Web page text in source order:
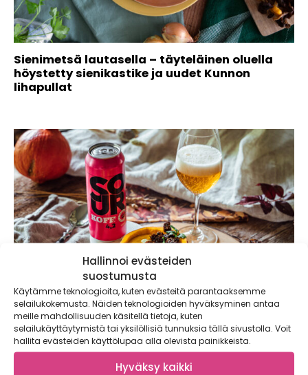
Hallinnoi evästeiden
suostumusta
Käytämme teknologioita, kuten evästeitä parantaaksemme
selailukokemusta. Näiden teknologioiden hyväksyminen antaa
meille mahdollisuuden käsitellä tietoja, kuten
selailukäyttäytymistä tai yksilöllisiä tunnuksia tällä sivustolla. Voit
hallita evästeiden käyttölupaa alla olevista painikkeista.
Hyväksy kaikki
Sienimetsä lautasella – täyteläinen oluella
höystetty sienikastike ja uudet Kunnon
lihapullat
Sesongin maltaiset ja maukkaat maut:
kotimainen olut- ja kurpitsamenu, joka toimii
sekä Halloweenina että jouluna